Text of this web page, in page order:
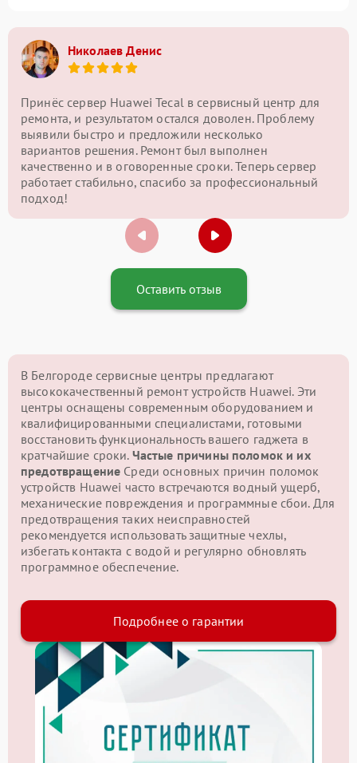
Николаев Денис
Принёс сервер Huawei Tecal в сервисный центр для
ремонта, и результатом остался доволен. Проблему
выявили быстро и предложили несколько
вариантов решения. Ремонт был выполнен
качественно и в оговоренные сроки. Теперь сервер
работает стабильно, спасибо за профессиональный
подход!
Оставить отзыв
В Белгороде сервисные центры предлагают
высококачественный ремонт устройств Huawei. Эти
центры оснащены современным оборудованием и
квалифицированными специалистами, готовыми
восстановить функциональность вашего гаджета в
кратчайшие сроки. Частые причины поломок и их
предотвращение Среди основных причин поломок
устройств Huawei часто встречаются водный ущерб,
механические повреждения и программные сбои. Для
предотвращения таких неисправностей
рекомендуется использовать защитные чехлы,
избегать контакта с водой и регулярно обновлять
программное обеспечение.
Подробнее о гарантии